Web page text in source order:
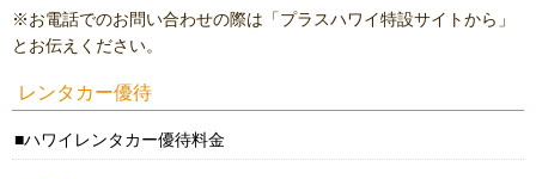
※お電話でのお問い合わせの際は「プラスハワイ特設サイトから」
とお伝えください。
レンタカー優待
ハワイレンタカー優待料金